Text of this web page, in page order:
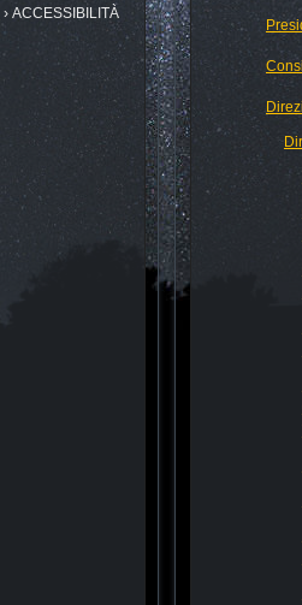
› ACCESSIBILITÀ